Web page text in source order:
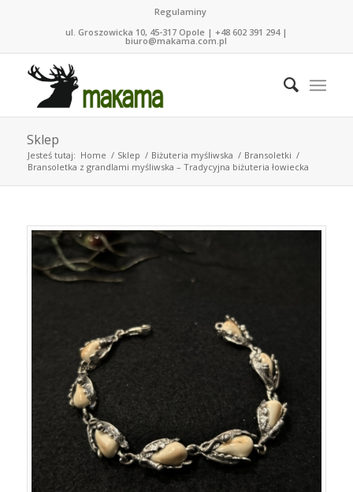
Regulaminy
ul. Groszowicka 10, 45-317 Opole | +48 602 391 294 |
biuro@makama.com.pl
Sklep
Jesteś tutaj: Home / Sklep / Biżuteria myśliwska / Bransoletki /
Bransoletka z grandlami myśliwska – Tradycyjna biżuteria łowiecka